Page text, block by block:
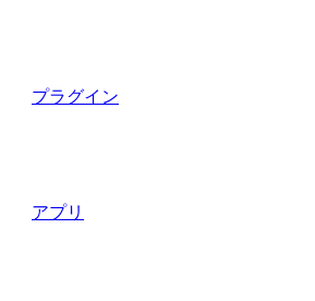
プラグイン
アプリ